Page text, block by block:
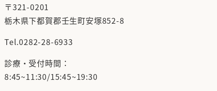
〒321-0201
栃木県下都賀郡壬生町安塚852-8
Tel.0282-28-6933
診療・受付時間：
8:45~11:30/15:45~19:30